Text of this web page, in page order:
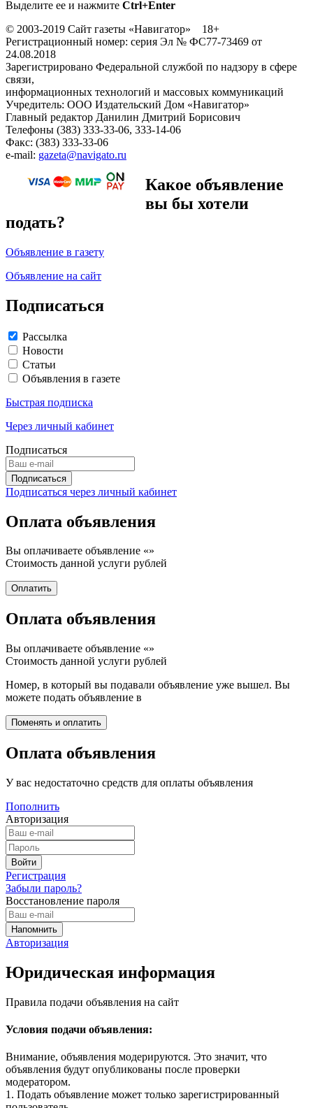
Выделите ее и нажмите Ctrl+Enter
© 2003-2019 Сайт газеты «Навигатор» 18+
Регистрационный номер: серия Эл № ФС77-73469 от
24.08.2018
Зарегистрировано Федеральной службой по надзору в сфере
связи,
информационных технологий и массовых коммуникаций
Учредитель: ООО Издательский Дом «Навигатор»
Главный редактор Данилин Дмитрий Борисович
Телефоны (383) 333-33-06, 333-14-06
Факс: (383) 333-33-06
e-mail: gazeta@navigato.ru
Какое объявление
вы бы хотели
подать?
Объявление в газету
Объявление на сайт
Подписаться
Рассылка
Новости
Статьи
Объявления в газете
Быстрая подписка
Через личный кабинет
Подписаться
Подписаться через личный кабинет
Оплата объявления
Вы оплачиваете объявление «»
Стоимость данной услуги рублей
Оплата объявления
Вы оплачиваете объявление «»
Стоимость данной услуги рублей
Номер, в который вы подавали объявление уже вышел. Вы
можете подать объявление в
Оплата объявления
У вас недостаточно средств для оплаты объявления
Пополнить
Авторизация
Регистрация
Забыли пароль?
Восстановление пароля
Авторизация
Юридическая информация
Правила подачи объявления на сайт
Условия подачи объявления:
Внимание, объявления модерируются. Это значит, что
объявления будут опубликованы после проверки
модератором.
1. Подать объявление может только зарегистрированный